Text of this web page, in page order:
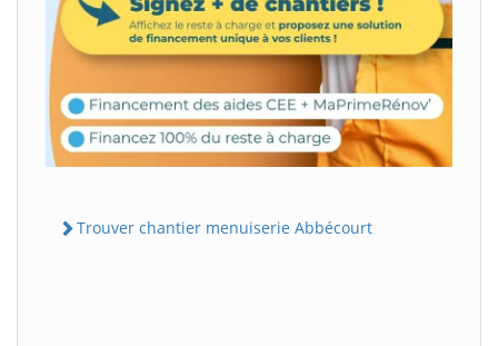
Trouver chantier menuiserie Abbécourt